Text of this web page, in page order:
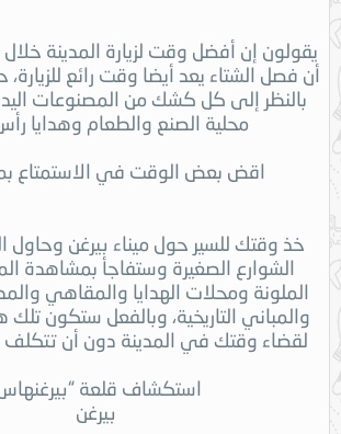
يقولون إن أفضل وقت لزيارة المدينة
أن فصل الشتاء يعد أيضا وقت رائع
بالنظر إلى كل كشك من المصنوعات
محلية الصنع والطعام وهدايا
اقض بعض الوقت في الاستمتاع
خذ وقتك للسير حول ميناء بيرغن
الشوارع الصغيرة وستفاجأ بمشاهدة
الملونة ومحلات الهدايا والمقاهي
والمباني التاريخية، وبالفعل ستكون
لقضاء وقتك في المدينة دون أن تتكلف
استكشاف قلعة
بيرغن